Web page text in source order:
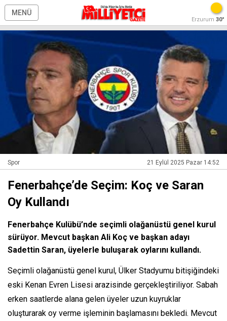
MENÜ
Erzurum 30°
Spor 21 Eylül 2025 Pazar 14:52
Fenerbahçe’de Seçim: Koç ve Saran
Oy Kullandı
Fenerbahçe Kulübü’nde seçimli olağanüstü genel kurul
sürüyor. Mevcut başkan Ali Koç ve başkan adayı
Sadettin Saran, üyelerle buluşarak oylarını kullandı.
Seçimli olağanüstü genel kurul, Ülker Stadyumu bitişiğindeki
eski Kenan Evren Lisesi arazisinde gerçekleştiriliyor. Sabah
erken saatlerde alana gelen üyeler uzun kuyruklar
oluşturarak oy verme işleminin başlamasını bekledi. Mevcut